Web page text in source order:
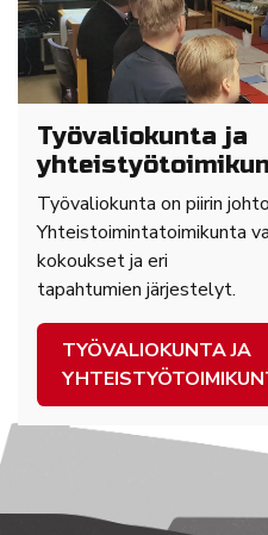
Työvaliokunta ja
Työvaliokunta on piirin
Yhteistoimintatoimikunta
kokoukset ja eri
tapahtumien järjestelyt.
TYÖVALIOKUNTA JA